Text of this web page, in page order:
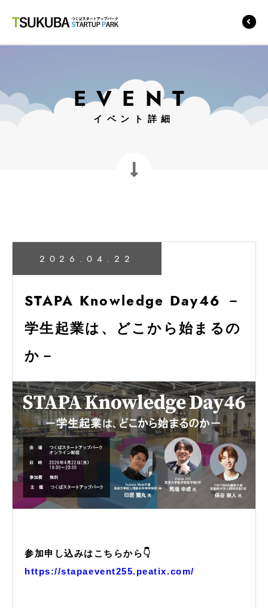
EVENT
イベント詳細
2026.04.22
STAPA Knowledge Day46 －
学生起業は、どこから始まるの
か－
参加申し込みはこちらから👇
https://stapaevent255.peatix.com/